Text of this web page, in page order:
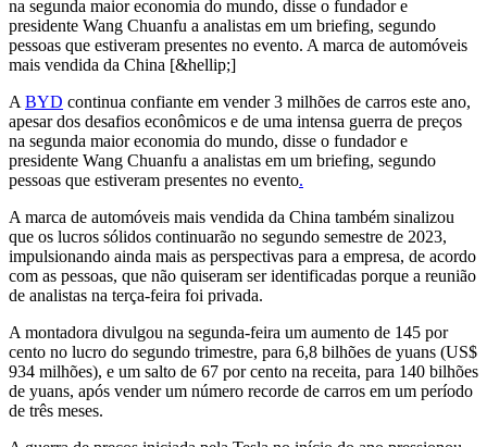
na segunda maior economia do mundo, disse o fundador e
presidente Wang Chuanfu a analistas em um briefing, segundo
pessoas que estiveram presentes no evento. A marca de automóveis
mais vendida da China [&hellip;]
A BYD continua confiante em vender 3 milhões de carros este ano,
apesar dos desafios econômicos e de uma intensa guerra de preços
na segunda maior economia do mundo, disse o fundador e
presidente Wang Chuanfu a analistas em um briefing, segundo
pessoas que estiveram presentes no evento.
A marca de automóveis mais vendida da China também sinalizou
que os lucros sólidos continuarão no segundo semestre de 2023,
impulsionando ainda mais as perspectivas para a empresa, de acordo
com as pessoas, que não quiseram ser identificadas porque a reunião
de analistas na terça-feira foi privada.
A montadora divulgou na segunda-feira um aumento de 145 por
cento no lucro do segundo trimestre, para 6,8 bilhões de yuans (US$
934 milhões), e um salto de 67 por cento na receita, para 140 bilhões
de yuans, após vender um número recorde de carros em um período
de três meses.